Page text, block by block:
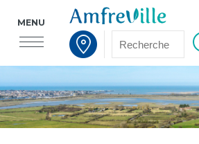
Voir la carte interactive
MENU